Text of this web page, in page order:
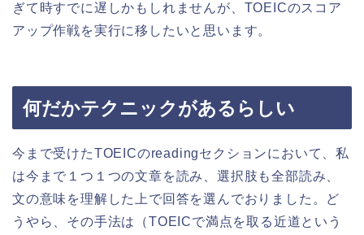
ぎて時すでに遅しかもしれませんが、TOEICのスコア
アップ作戦を実行に移したいと思います。
何だかテクニックがあるらしい
今まで受けたTOEICのreadingセクションにおいて、私
は今まで１つ１つの文章を読み、選択肢も全部読み、
文の意味を理解した上で回答を選んでおりました。ど
うやら、その手法は（TOEICで満点を取る近道という